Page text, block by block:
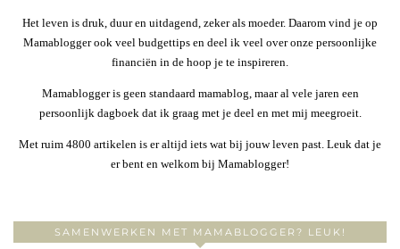
Het leven is druk, duur en uitdagend, zeker als moeder. Daarom vind je op
Mamablogger ook veel budgettips en deel ik veel over onze persoonlijke
financiën in de hoop je te inspireren.
Mamablogger is geen standaard mamablog, maar al vele jaren een
persoonlijk dagboek dat ik graag met je deel en met mij meegroeit.
Met ruim 4800 artikelen is er altijd iets wat bij jouw leven past. Leuk dat je
er bent en welkom bij Mamablogger!
SAMENWERKEN MET MAMABLOGGER? LEUK!